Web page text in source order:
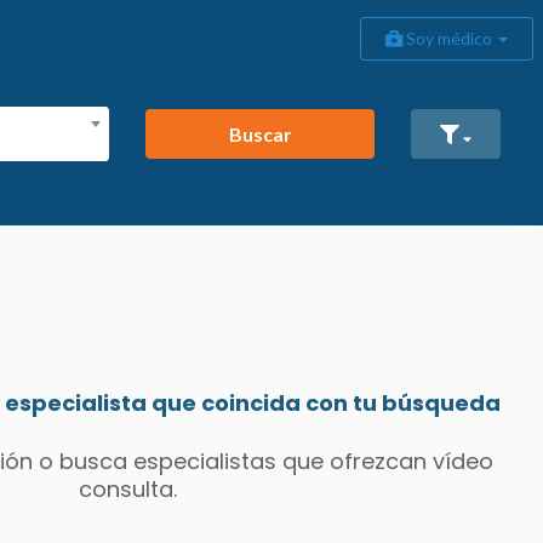
Soy médico
Buscar
que coincida con tu búsqueda
o busca especialistas que ofrezcan vídeo
consulta.